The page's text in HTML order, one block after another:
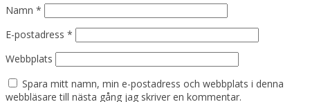
Namn *
E-postadress *
Webbplats
Spara mitt namn, min e-postadress och webbplats i denna
webbläsare till nästa gång jag skriver en kommentar.